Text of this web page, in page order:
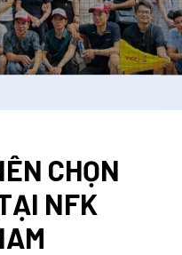
CHỌN
NFK